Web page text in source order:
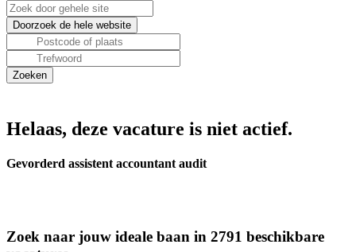
Helaas, deze vacature is niet actief.
Gevorderd assistent accountant audit
Zoek naar jouw ideale baan in 2791 beschikbare